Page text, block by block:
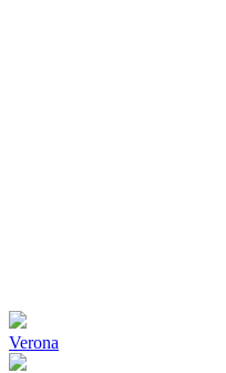
Verona